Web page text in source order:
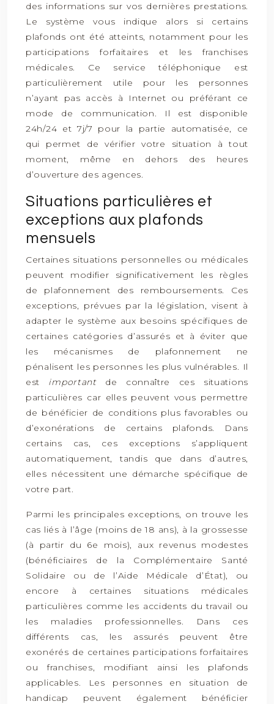
des informations sur vos dernières prestations.
Le système vous indique alors si certains
plafonds ont été atteints, notamment pour les
participations forfaitaires et les franchises
médicales. Ce service téléphonique est
particulièrement utile pour les personnes
n’ayant pas accès à Internet ou préférant ce
mode de communication. Il est disponible
24h/24 et 7j/7 pour la partie automatisée, ce
qui permet de vérifier votre situation à tout
moment, même en dehors des heures
d’ouverture des agences.
Situations particulières et
exceptions aux plafonds
mensuels
Certaines situations personnelles ou médicales
peuvent modifier significativement les règles
de plafonnement des remboursements. Ces
exceptions, prévues par la législation, visent à
adapter le système aux besoins spécifiques de
certaines catégories d’assurés et à éviter que
les mécanismes de plafonnement ne
pénalisent les personnes les plus vulnérables. Il
est importantde connaître ces situations
particulières car elles peuvent vous permettre
de bénéficier de conditions plus favorables ou
d’exonérations de certains plafonds. Dans
certains cas, ces exceptions s’appliquent
automatiquement, tandis que dans d’autres,
elles nécessitent une démarche spécifique de
votre part.
Parmi les principales exceptions, on trouve les
cas liés à l’âge (moins de 18 ans), à la grossesse
(à partir du 6e mois), aux revenus modestes
(bénéficiaires de la Complémentaire Santé
Solidaire ou de l’Aide Médicale d’État), ou
encore à certaines situations médicales
particulières comme les accidents du travail ou
les maladies professionnelles. Dans ces
différents cas, les assurés peuvent être
exonérés de certaines participations forfaitaires
ou franchises, modifiant ainsi les plafonds
applicables. Les personnes en situation de
handicap peuvent également bénéficier